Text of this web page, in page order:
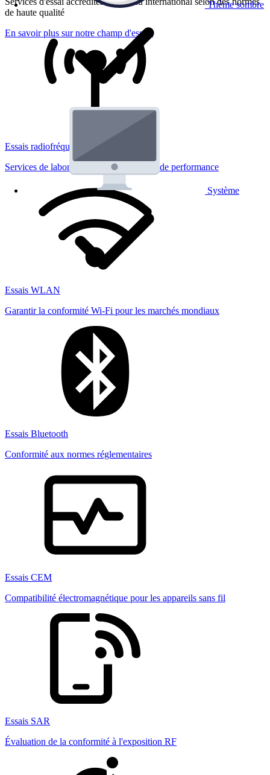
Thème sombre
Système
de haute qualité
En savoir plus sur notre champ d'essais
Essais radiofréquences
Services de laboratoire réglementaires et de performance
Essais WLAN
Garantir la conformité Wi-Fi pour les marchés mondiaux
Essais Bluetooth
Conformité aux normes réglementaires
Essais CEM
Compatibilité électromagnétique pour les appareils sans fil
Essais SAR
Évaluation de la conformité à l'exposition RF